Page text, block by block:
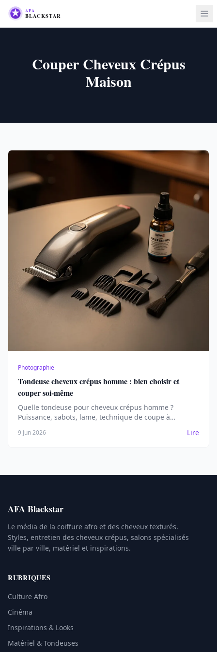
Couper Cheveux Crépus
Maison
Photographie
Tondeuse cheveux crépus homme : bien choisir et
couper soi-même
Quelle tondeuse pour cheveux crépus homme ?
Puissance, sabots, lame, technique de coupe à
net.
9 Jun 2026 Lire
AFA Blackstar
Le média de la coiffure afro et des cheveux texturés.
Styles, entretien des cheveux crépus, salons spécialisés
ville par ville, matériel et inspirations.
RUBRIQUES
Culture Afro
Cinéma
Inspirations & Looks
Matériel & Tondeuses